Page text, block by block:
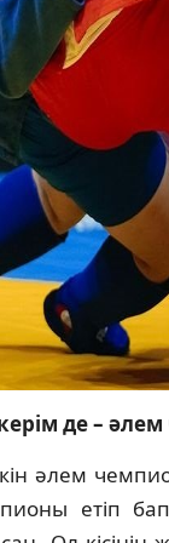
де –
әлем
етіп